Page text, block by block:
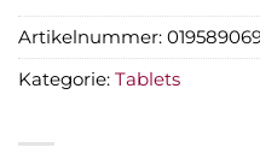
Artikelnummer:
Kategorie: Tablets